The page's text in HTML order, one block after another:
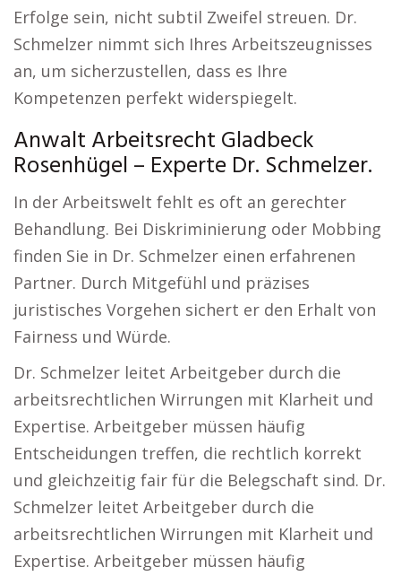
Erfolge sein, nicht subtil Zweifel streuen. Dr.
Schmelzer nimmt sich Ihres Arbeitszeugnisses
an, um sicherzustellen, dass es Ihre
Kompetenzen perfekt widerspiegelt.
Anwalt Arbeitsrecht Gladbeck
Rosenhügel – Experte Dr. Schmelzer.
In der Arbeitswelt fehlt es oft an gerechter
Behandlung. Bei Diskriminierung oder Mobbing
finden Sie in Dr. Schmelzer einen erfahrenen
Partner. Durch Mitgefühl und präzises
juristisches Vorgehen sichert er den Erhalt von
Fairness und Würde.
Dr. Schmelzer leitet Arbeitgeber durch die
arbeitsrechtlichen Wirrungen mit Klarheit und
Expertise. Arbeitgeber müssen häufig
Entscheidungen treffen, die rechtlich korrekt
und gleichzeitig fair für die Belegschaft sind. Dr.
Schmelzer leitet Arbeitgeber durch die
arbeitsrechtlichen Wirrungen mit Klarheit und
Expertise. Arbeitgeber müssen häufig